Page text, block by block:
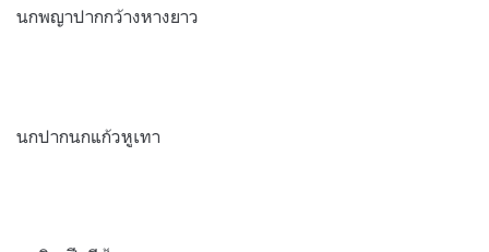
นกพญาปากกว้างหางยาว
นกปากนกแก้วหูเทา